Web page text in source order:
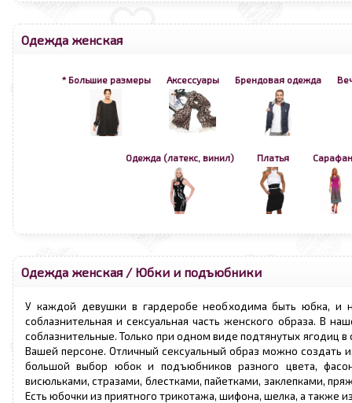
Одежда женская
* Большие размеры Аксессуары Брендовая одежда
Одежда (латекс, винил) Платья
Одежда женская / Юбки и подъюбники
У каждой девушки в гардеробе необходима быть юбка, и
соблазнительная и сексуальная часть женского образа. В
соблазнительные. Только при одном виде подтянутых
Вашей персоне. Отличный сексуальный образ можно создать
большой выбор юбок и подъюбников разного цвета,
висюльками, стразами, блестками, пайетками, заклепками,
Есть юбочки из приятного трикотажа, шифона, шелка, а